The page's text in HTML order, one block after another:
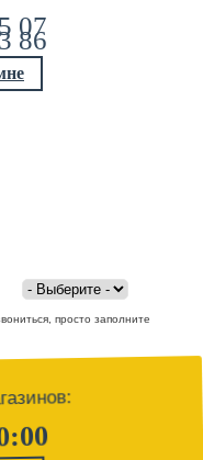
07
86
просто заполните